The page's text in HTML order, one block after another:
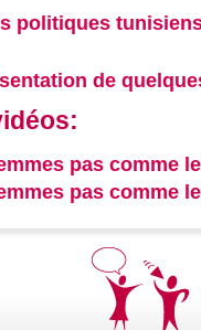
politiques
de
pas comme
pas comme